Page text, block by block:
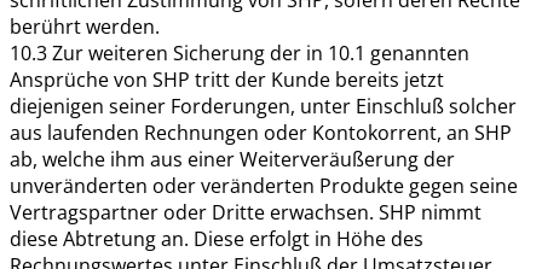
berührt werden.
10.3 Zur weiteren Sicherung der in 10.1 genannten
Ansprüche von SHP tritt der Kunde bereits jetzt
diejenigen seiner Forderungen, unter Einschluß solcher
aus laufenden Rechnungen oder Kontokorrent, an SHP
ab, welche ihm aus einer Weiterveräußerung der
unveränderten oder veränderten Produkte gegen seine
Vertragspartner oder Dritte erwachsen. SHP nimmt
diese Abtretung an. Diese erfolgt in Höhe des